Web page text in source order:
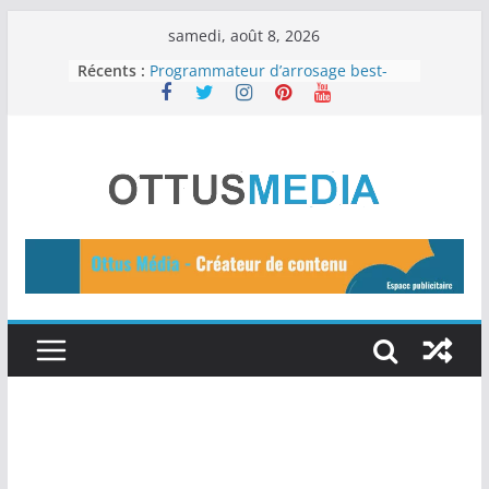
samedi, août 8, 2026
Récents : Programmateur d’arrosage best-
seller
à essayer en 2024
15 idées de business en ligne pour
Tuteurs d’Auto-Arrosage